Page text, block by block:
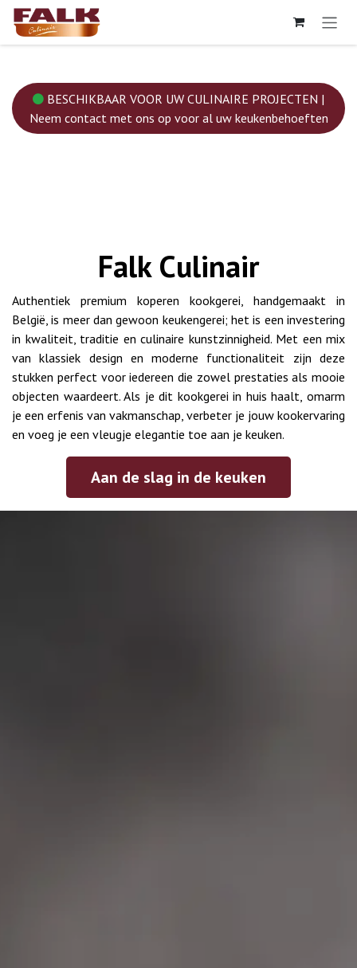
Overslaan naar inhoud
BESCHIKBAAR VOOR UW CULINAIRE PROJECTEN |
Neem contact met ons op voor al uw keukenbehoeften
Falk Culinair
Authentiek premium koperen kookgerei, handgemaakt in
België, is meer dan gewoon keukengerei; het is een investering
in kwaliteit, traditie en culinaire kunstzinnigheid. Met een mix
van klassiek design en moderne functionaliteit zijn deze
stukken perfect voor iedereen die zowel prestaties als mooie
objecten waardeert. Als je dit kookgerei in huis haalt, omarm
je een erfenis van vakmanschap, verbeter je jouw kookervaring
en voeg je een vleugje elegantie toe aan je keuken.
Aan de slag in de keuken